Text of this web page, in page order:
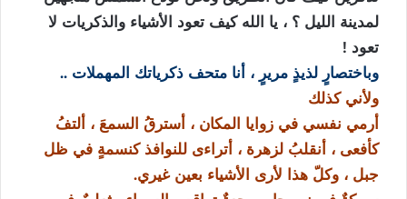
لمدينة الليل ؟ ، يا الله كيف تعود الأشياء والذكريات لا
تعود !
وباختصارٍ لذيذٍ مريرٍ ، أنا متحف ذكرياتك المهملات ..
ولأني كذلك
أرمي نفسي في زوايا المكان ، أسترقُ السمعَ ، ألتفُ
كأفعى ، أنقلبُ لزهرة ، أتراءى للنوافذ كنسمةٍ في ظل
جبل ، وكلّ هذا لأرى الأشياء بعين غيري.